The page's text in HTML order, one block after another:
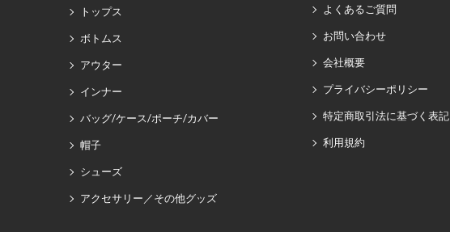
トップス
ボトムス
アウター
インナー
バッグ/ケース/ポーチ/カバー
帽子
シューズ
アクセサリー／その他グッズ
よくあるご質問
お問い合わせ
会社概要
プライバシーポリシー
特定商取引法に基づく表記
利用規約